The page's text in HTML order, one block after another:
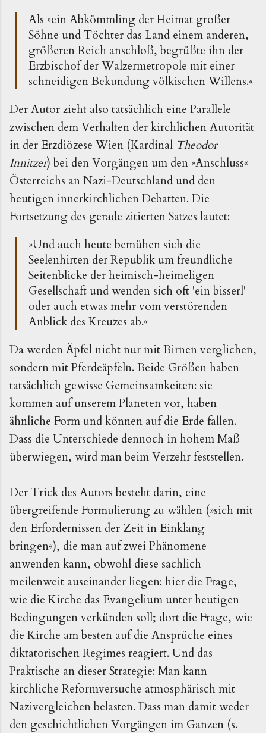
Als »ein Abkömmling der Heimat großer
Söhne und Töchter das Land einem anderen,
größeren Reich anschloß, begrüßte ihn der
Erzbischof der Walzermetropole mit einer
schneidigen Bekundung völkischen Willens.«
Der Autor zieht also tatsächlich eine Parallele
zwischen dem Verhalten der kirchlichen Autorität
in der Erzdiözese Wien (Kardinal Theodor
Innitzer) bei den Vorgängen um den »Anschluss«
Österreichs an Nazi-Deutschland und den
heutigen innerkirchlichen Debatten. Die
Fortsetzung des gerade zitierten Satzes lautet:
»Und auch heute bemühen sich die
Seelenhirten der Republik um freundliche
Seitenblicke der heimisch-heimeligen
Gesellschaft und wenden sich oft 'ein bisserl'
oder auch etwas mehr vom verstörenden
Anblick des Kreuzes ab.«
Da werden Äpfel nicht nur mit Birnen verglichen,
sondern mit Pferdeäpfeln. Beide Größen haben
tatsächlich gewisse Gemeinsamkeiten: sie
kommen auf unserem Planeten vor, haben
ähnliche Form und können auf die Erde fallen.
Dass die Unterschiede dennoch in hohem Maß
überwiegen, wird man beim Verzehr feststellen.
Der Trick des Autors besteht darin, eine
übergreifende Formulierung zu wählen (»sich mit
den Erfordernissen der Zeit in Einklang
bringen«), die man auf zwei Phänomene
anwenden kann, obwohl diese sachlich
meilenweit auseinander liegen: hier die Frage,
wie die Kirche das Evangelium unter heutigen
Bedingungen verkünden soll; dort die Frage, wie
die Kirche am besten auf die Ansprüche eines
diktatorischen Regimes reagiert. Und das
Praktische an dieser Strategie: Man kann
kirchliche Reformversuche atmosphärisch mit
Nazivergleichen belasten. Dass man damit weder
den geschichtlichen Vorgängen im Ganzen (s.